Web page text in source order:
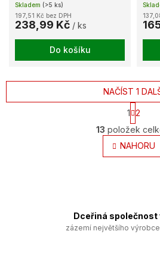
Skladem (>5 ks)
197,51 Kč bez DPH
238,99 Kč / ks
Do košíku
O
v
l
á
p
r
NAČÍST 1
S
t
r
á
n
k
1 2
13 položek
NAHORU
Dceřiná společnost
zázemí největšího